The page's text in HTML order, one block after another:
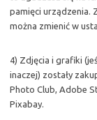
pamięci urządzenia.
można zmienić w
4) Zdjęcia i grafiki
inaczej) zostały
Photo Club, Adobe
Pixabay.